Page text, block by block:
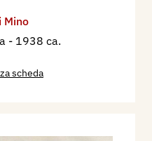
Mino
- 1938 ca.
scheda